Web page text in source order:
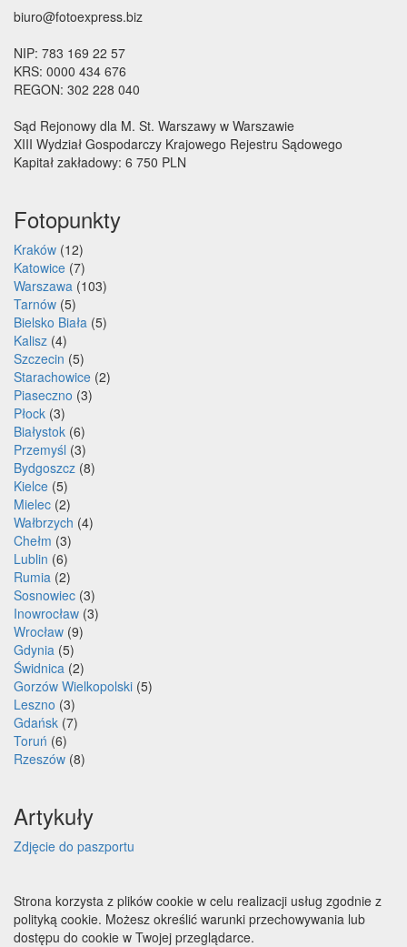
biuro@fotoexpress.biz
NIP: 783 169 22 57
KRS: 0000 434 676
REGON: 302 228 040
Sąd Rejonowy dla M. St. Warszawy w Warszawie
XIII Wydział Gospodarczy Krajowego Rejestru Sądowego
Kapitał zakładowy: 6 750 PLN
Fotopunkty
Kraków (12)
Katowice (7)
Warszawa (103)
Tarnów (5)
Bielsko Biała (5)
Kalisz (4)
Szczecin (5)
Starachowice (2)
Piaseczno (3)
Płock (3)
Białystok (6)
Przemyśl (3)
Bydgoszcz (8)
Kielce (5)
Mielec (2)
Wałbrzych (4)
Chełm (3)
Lublin (6)
Rumia (2)
Sosnowiec (3)
Inowrocław (3)
Wrocław (9)
Gdynia (5)
Świdnica (2)
Gorzów Wielkopolski (5)
Leszno (3)
Gdańsk (7)
Toruń (6)
Rzeszów (8)
Artykuły
Zdjęcie do paszportu
Strona korzysta z plików cookie w celu realizacji usług zgodnie z
polityką cookie. Możesz określić warunki przechowywania lub
dostępu do cookie w Twojej przeglądarce.